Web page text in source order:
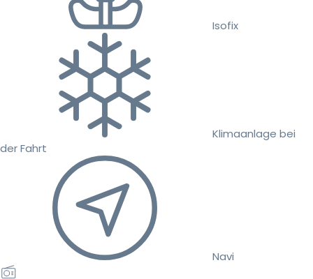
Isofix
Klimaanlage bei
der Fahrt
Navi